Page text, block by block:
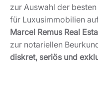
zur Auswahl der
für Luxusimmobilien
Marcel Remus Real
zur notariellen
diskret, seriös und